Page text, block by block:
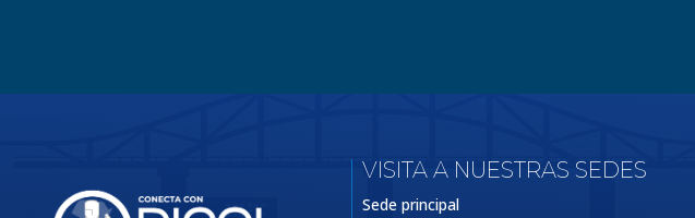
VISITA A NUESTRAS SEDES
Sede principal